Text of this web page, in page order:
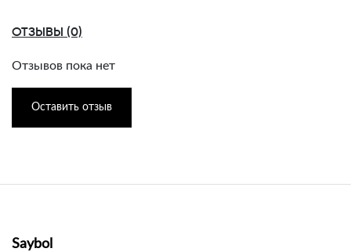
ОТЗЫВЫ (0)
Отзывов пока нет
Оставить отзыв
Saybol